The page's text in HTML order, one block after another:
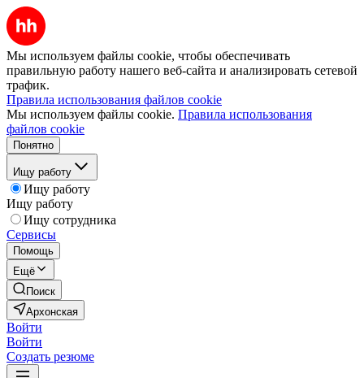
Мы используем файлы cookie, чтобы обеспечивать
правильную работу нашего веб-сайта и анализировать сетевой
трафик.
Правила использования файлов cookie
Мы используем файлы cookie. Правила использования
файлов cookie
Понятно
Ищу работу
Ищу работу
Ищу работу
Ищу сотрудника
Сервисы
Помощь
Ещё
Поиск
Архонская
Войти
Войти
Создать резюме